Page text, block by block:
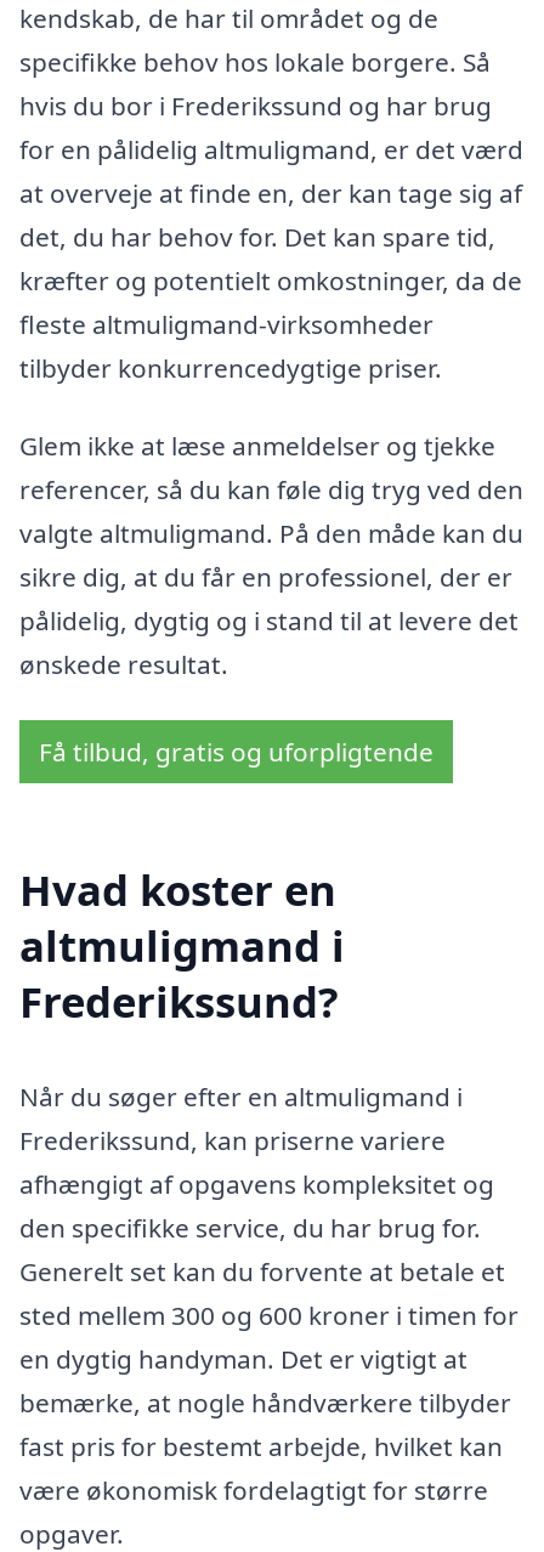
kendskab, de har til området og de
specifikke behov hos lokale borgere. Så
hvis du bor i Frederikssund og har brug
for en pålidelig altmuligmand, er det værd
at overveje at finde en, der kan tage sig af
det, du har behov for. Det kan spare tid,
kræfter og potentielt omkostninger, da de
fleste altmuligmand-virksomheder
tilbyder konkurrencedygtige priser.
Glem ikke at læse anmeldelser og tjekke
referencer, så du kan føle dig tryg ved den
valgte altmuligmand. På den måde kan du
sikre dig, at du får en professionel, der er
pålidelig, dygtig og i stand til at levere det
ønskede resultat.
Få tilbud, gratis og uforpligtende
Hvad koster en
altmuligmand i
Frederikssund?
Når du søger efter en altmuligmand i
Frederikssund, kan priserne variere
afhængigt af opgavens kompleksitet og
den specifikke service, du har brug for.
Generelt set kan du forvente at betale et
sted mellem 300 og 600 kroner i timen for
en dygtig handyman. Det er vigtigt at
bemærke, at nogle håndværkere tilbyder
fast pris for bestemt arbejde, hvilket kan
være økonomisk fordelagtigt for større
opgaver.